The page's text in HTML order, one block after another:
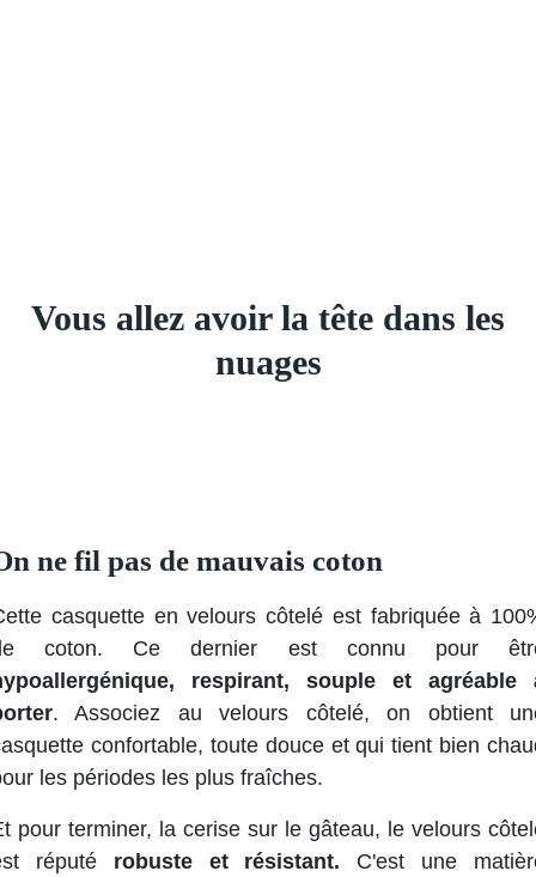
Vous allez avoir la tête dans les
nuages
ne fil pas de mauvais coton
casquette en velours côtelé est fabriquée à
coton. Ce dernier est connu pour
respirant, souple et agréable
. Associez au velours côtelé, on obtient
confortable, toute douce et qui tient bien
les périodes les plus fraîches.
pour terminer, la cerise sur le gâteau, le velours
réputé robuste et résistant. C'est une